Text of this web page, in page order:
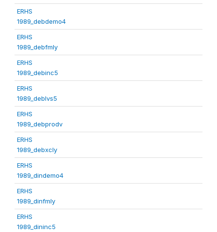
ERHS
1989_debdemo4
ERHS
1989_debfmly
ERHS
1989_debinc5
ERHS
1989_deblvs5
ERHS
1989_debprodv
ERHS
1989_debxcly
ERHS
1989_dindemo4
ERHS
1989_dinfmly
ERHS
1989_dininc5